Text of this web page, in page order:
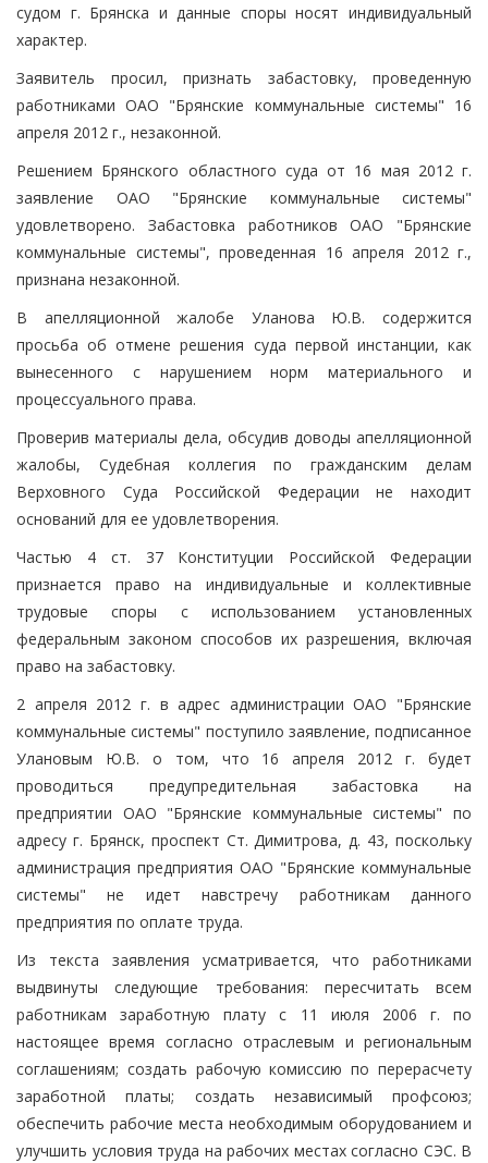
судом г. Брянска и данные споры носят индивидуальный
характер.
Заявитель просил, признать забастовку, проведенную
работниками ОАО "Брянские коммунальные системы" 16
апреля 2012 г., незаконной.
Решением Брянского областного суда от 16 мая 2012 г.
заявление ОАО "Брянские коммунальные системы"
удовлетворено. Забастовка работников ОАО "Брянские
коммунальные системы", проведенная 16 апреля 2012 г.,
признана незаконной.
В апелляционной жалобе Уланова Ю.В. содержится
просьба об отмене решения суда первой инстанции, как
вынесенного с нарушением норм материального и
процессуального права.
Проверив материалы дела, обсудив доводы апелляционной
жалобы, Судебная коллегия по гражданским делам
Верховного Суда Российской Федерации не находит
оснований для ее удовлетворения.
Частью 4 ст. 37 Конституции Российской Федерации
признается право на индивидуальные и коллективные
трудовые споры с использованием установленных
федеральным законом способов их разрешения, включая
право на забастовку.
2 апреля 2012 г. в адрес администрации ОАО "Брянские
коммунальные системы" поступило заявление, подписанное
Улановым Ю.В. о том, что 16 апреля 2012 г. будет
проводиться предупредительная забастовка на
предприятии ОАО "Брянские коммунальные системы" по
адресу г. Брянск, проспект Ст. Димитрова, д. 43, поскольку
администрация предприятия ОАО "Брянские коммунальные
системы" не идет навстречу работникам данного
предприятия по оплате труда.
Из текста заявления усматривается, что работниками
выдвинуты следующие требования: пересчитать всем
работникам заработную плату с 11 июля 2006 г. по
настоящее время согласно отраслевым и региональным
соглашениям; создать рабочую комиссию по перерасчету
заработной платы; создать независимый профсоюз;
обеспечить рабочие места необходимым оборудованием и
улучшить условия труда на рабочих местах согласно СЭС. В